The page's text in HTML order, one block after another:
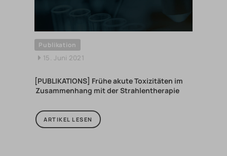
Publikation
15. Juni 2021
[PUBLIKATIONS] Frühe akute Toxizitäten im
Zusammenhang mit der Strahlentherapie
ARTIKEL LESEN